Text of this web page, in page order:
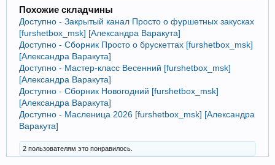
Похожие складчины
Доступно - Закрытый канал Просто о фуршетных закусках
[furshetbox_msk] [Александра Варакута]
Доступно - Сборник Просто о брускеттах [furshetbox_msk]
[Александра Варакута]
Доступно - Мастер-класс Весенний [furshetbox_msk]
[Александра Варакута]
Доступно - Сборник Новогодний [furshetbox_msk]
[Александра Варакута]
Доступно - Масленица 2026 [furshetbox_msk] [Александра
Варакута]
2 пользователям это понравилось.